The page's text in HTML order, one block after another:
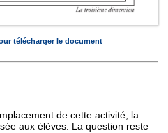
télécharger le document
de cette activité, la
aux élèves. La question reste